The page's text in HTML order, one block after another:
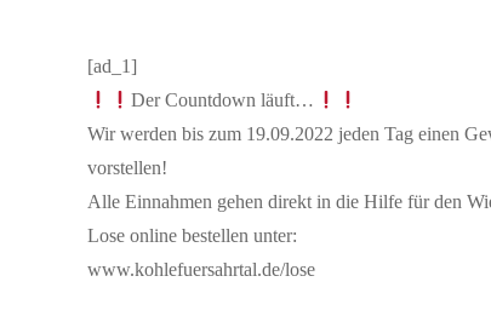
[ad_1]
Der Countdown läuft…
Wir werden bis zum 19.09.2022 jeden Tag einen
vorstellen!
Alle Einnahmen gehen direkt in die Hilfe für den
Lose online bestellen unter:
www.kohlefuersahrtal.de/lose